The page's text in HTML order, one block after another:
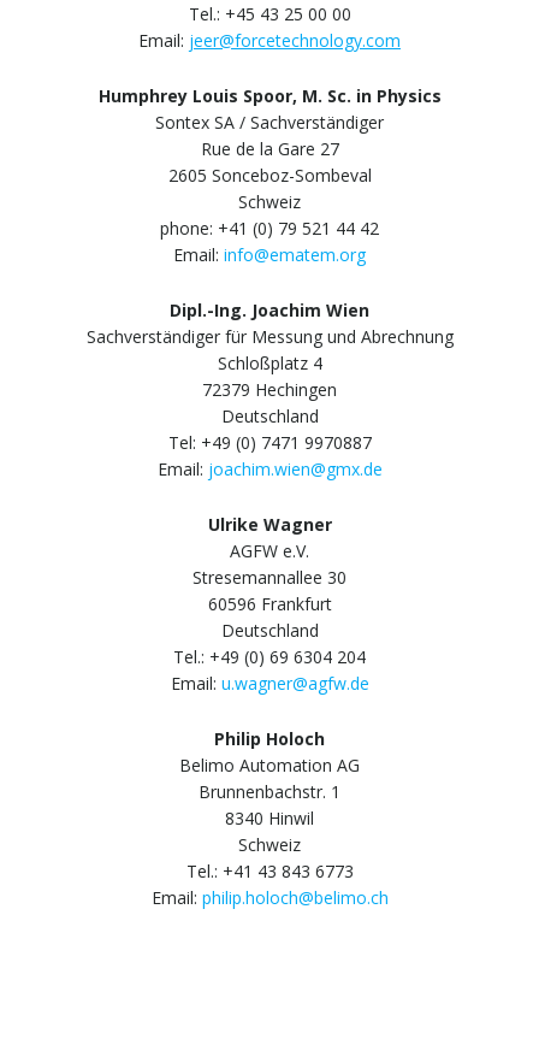
Tel.: +45 43 25 00 00
Email: jeer@forcetechnology.com
Humphrey Louis Spoor, M. Sc. in Physics
Sontex SA / Sachverständiger
Rue de la Gare 27
2605 Sonceboz-Sombeval
Schweiz
phone: +41 (0) 79 521 44 42
Email: info@ematem.org
Dipl.-Ing. Joachim Wien
Sachverständiger für Messung und Abrechnung
Schloßplatz 4
72379 Hechingen
Deutschland
Tel: +49 (0) 7471 9970887
Email: joachim.wien@gmx.de
Ulrike Wagner
AGFW e.V.
Stresemannallee 30
60596 Frankfurt
Deutschland
Tel.: +49 (0) 69 6304 204
Email: u.wagner@agfw.de
Philip Holoch
Belimo Automation AG
Brunnenbachstr. 1
8340 Hinwil
Schweiz
Tel.: +41 43 843 6773
Email: philip.holoch@belimo.ch